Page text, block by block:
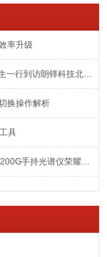
率升级
赛默飞世尔MCS事业部全球副总裁Clark Randy先生一行到访朗铎科技北京总部
换操作解析
具
超越经典，独具匠“芯” | 赛默飞世尔尼通Niton XL2 200G手持光谱仪荣耀上市